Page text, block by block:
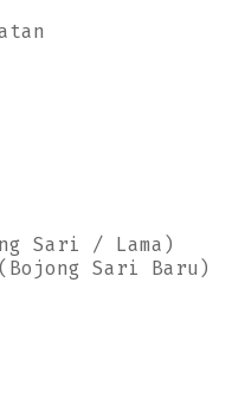
Sari / Lama)
Sari Baru)